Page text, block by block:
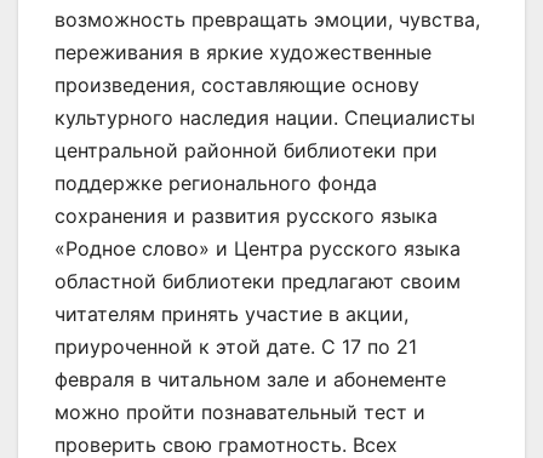
возможность превращать эмоции, чувства,
переживания в яркие художественные
произведения, составляющие основу
культурного наследия нации. Специалисты
центральной районной библиотеки при
поддержке регионального фонда
сохранения и развития русского языка
«Родное слово» и Центра русского языка
областной библиотеки предлагают своим
читателям принять участие в акции,
приуроченной к этой дате. С 17 по 21
февраля в читальном зале и абонементе
можно пройти познавательный тест и
проверить свою грамотность. Всех